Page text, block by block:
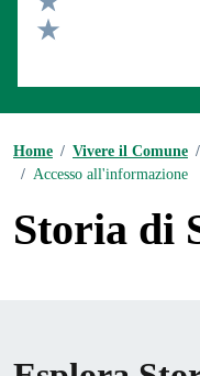
Valuta 2 stelle su 5
Home / Vivere il Comune /
/ Accesso all'informazione
Storia di